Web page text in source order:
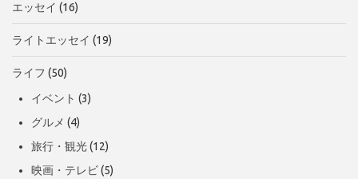
エッセイ (16)
ライトエッセイ (19)
ライフ (50)
イベント (3)
グルメ (4)
旅行・観光(12)
映画・テレビ(5)